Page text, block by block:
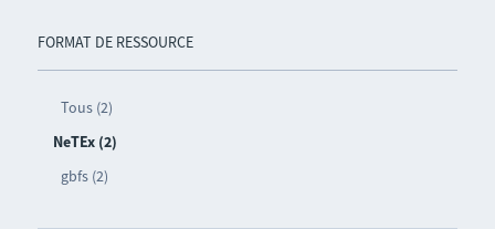
FORMAT DE RESSOURCE
Tous (2)
NeTEx (2)
gbfs (2)